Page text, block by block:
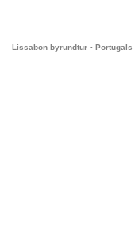
Lissabon byrundtur - Portugals